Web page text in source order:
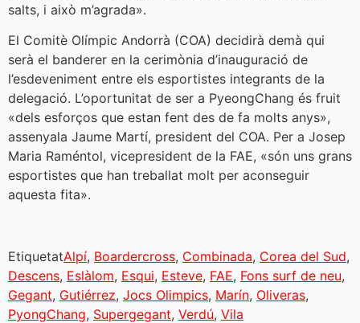
salts, i això m’agrada».
El Comitè Olímpic Andorrà (COA) decidirà demà qui
serà el banderer en la cerimònia d’inauguració de
l’esdeveniment entre els esportistes integrants de la
delegació. L’oportunitat de ser a PyeongChang és fruit
«dels esforços que estan fent des de fa molts anys»,
assenyala Jaume Martí, president del COA. Per a Josep
Maria Raméntol, vicepresident de la FAE, «són uns grans
esportistes que han treballat molt per aconseguir
aquesta fita».
EtiquetatAlpí, Boardercross, Combinada, Corea del Sud,
Descens, Eslàlom, Esqui, Esteve, FAE, Fons surf de neu,
Gegant, Gutiérrez, Jocs Olimpics, Marín, Oliveras,
PyongChang, Supergegant, Verdú, Vila